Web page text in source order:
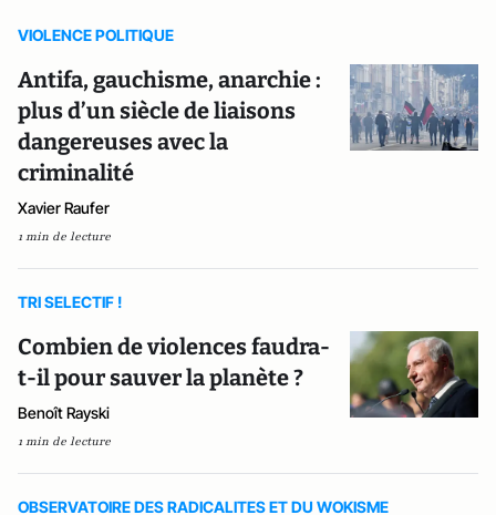
VIOLENCE POLITIQUE
Antifa, gauchisme, anarchie :
plus d’un siècle de liaisons
dangereuses avec la
criminalité
Xavier Raufer
1 min de lecture
TRI SELECTIF !
Combien de violences faudra-
t-il pour sauver la planète ?
Benoît Rayski
1 min de lecture
OBSERVATOIRE DES RADICALITES ET DU WOKISME